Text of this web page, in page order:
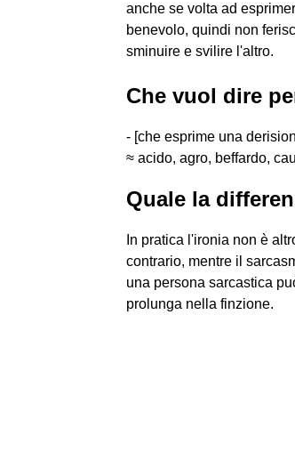
anche se volta ad
benevolo, quindi non
sminuire e svilire l'altro.
Che vuol dire
- [che esprime una
≈ acido, agro, beffardo,
Quale la
In pratica l'ironia non è
contrario, mentre il
una persona sarcastica
prolunga nella finzione.